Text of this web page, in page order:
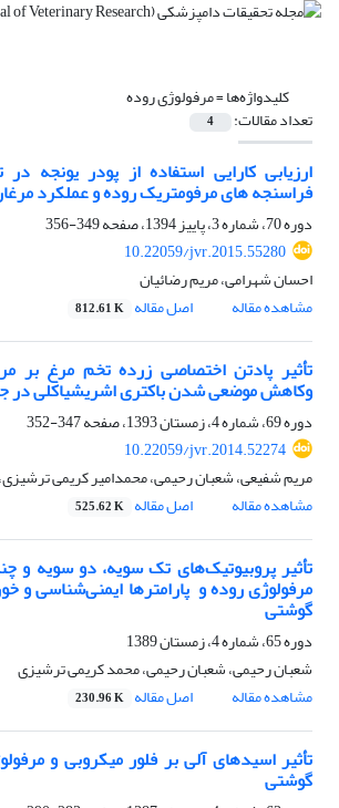
کلیدواژه‌ها =مرفولوژی روده
تعداد مقالات: 4
ارزیابی کارایی استفاده از پودر یونجه
فراسنجه های مرفومتریک روده و عملکرد
دوره 70، شماره 3، پاییز 1394، صفحه
349-356
10.22059/jvr.2015.55280
احسان شهرامی، مریم رضائیان
مشاهده مقاله
اصل مقاله 812.61 K
تأثیر پادتن اختصاصی زرده تخم مرغ بر
وکاهش موضعی شدن باکتری اشریشیاکلی‌ ‌در
دوره 69، شماره 4، زمستان 1393، صفحه
347-352
10.22059/jvr.2014.52274
مریم شفیعی، شعبان رحیمی، محمد‌امیر کریمی
مشاهده مقاله
اصل مقاله 525.62 K
تأثیر پروبیوتیک‌های تک سویه، دو سویه و
مرفولوژی روده و ‌ پارامتر‌ها ایمنی‌شناسی
گوشتی
دوره 65، شماره 4، زمستان 1389
شعبان رحیمی، شعبان رحیمی، محمد کریمی ترشیزی
مشاهده مقاله
اصل مقاله 230.96 K
تأثیر اسیدهای آلی بر فلور میکروبی و
گوشتی